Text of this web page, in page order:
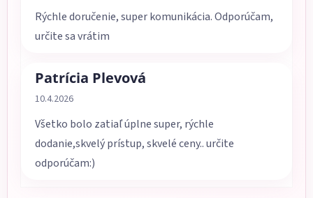
Rýchle doručenie, super komunikácia. Odporúčam,
určite sa vrátim
Patrícia Plevová
Hodnotenie obchodu je 5 z 5 hviezdičiek.
10.4.2026
Všetko bolo zatiaľ úplne super, rýchle
dodanie,skvelý prístup, skvelé ceny.. určite
odporúčam:)